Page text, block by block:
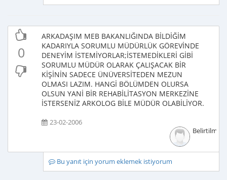
0
ARKADAŞIM MEB BAKANLIĞINDA BİLDİĞİM
KADARIYLA SORUMLU MÜDÜRLÜK GÖREVİNDE
DENEYİM İSTEMİYORLAR;İSTEMEDİKLERİ GİBİ
SORUMLU MÜDÜR OLARAK ÇALIŞACAK BİR
KİŞİNİN SADECE ÜNÜVERSİTEDEN MEZUN
OLMASI LAZIM. HANGİ BÖLÜMDEN OLURSA
OLSUN YANİ BİR REHABİLİTASYON MERKEZİNE
İSTERSENİZ ARKOLOG BİLE MÜDÜR OLABİLİYOR.
23-02-2006
Bu yanıt için yorum eklemek istiyorum